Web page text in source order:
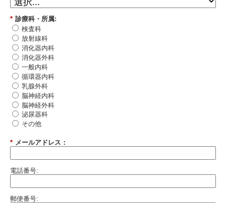
* 診療科・所属:
検査科
放射線科
消化器内科
消化器外科
一般内科
循環器内科
乳腺外科
脳神経内科
脳神経外科
泌尿器科
その他
* メールアドレス：
電話番号:
郵便番号: